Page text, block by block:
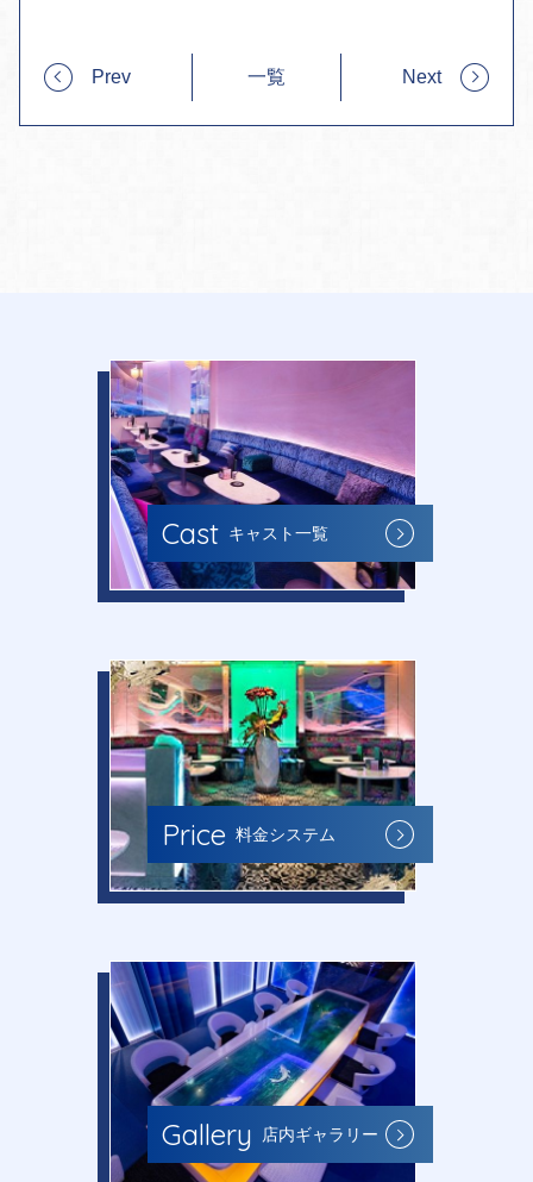
Prev 一覧 Next
Cast キャスト一覧
Price 料金システム
Gallery 店内ギャラリー